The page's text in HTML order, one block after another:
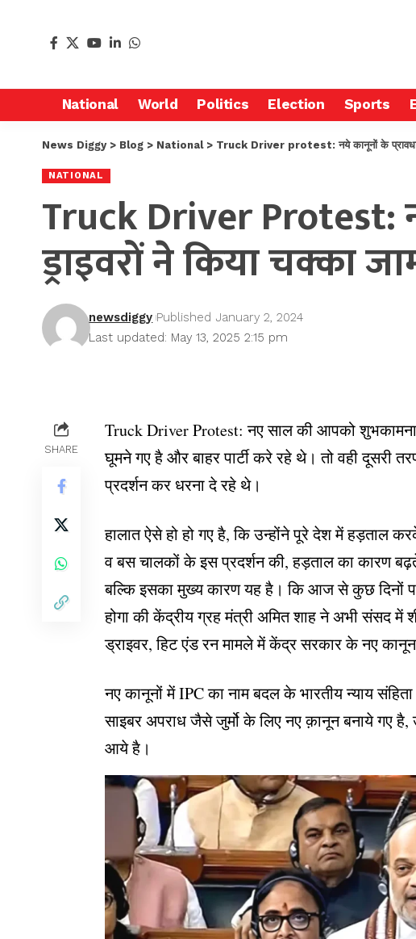
National World Politics Election Sports
News Diggy> Blog > National> Truck Driver protest: नये कानूनों के
NATIONAL
Truck Driver Protest:
ड्राइवरों ने किया चक्का
Last updated: May 13, 2025 2:15 pm
newsdiggy Published January 2, 2024
SHARE
Truck Driver Protest: नए साल की आपको
घूमने गए है और बाहर पार्टी करे रहे थे। तो वही दूसरी
प्रदर्शन कर धरना दे रहे थे।
हालात ऐसे हो हो गए है, कि उन्होंने पूरे देश में हड़ताल
व बस चालकों के इस प्रदर्शन की, हड़ताल का कारण
बल्कि इसका मुख्य कारण यह है। कि आज से कुछ दिनों
होगा की केंद्रीय ग्रह मंत्री अमित शाह ने अभी संसद
ड्राइवर, हिट एंड रन मामले में केंद्र सरकार के नए
नए कानूनों में IPC का नाम बदल के भारतीय न्याय
साइबर अपराध जैसे जुर्मो के लिए नए क़ानून बनाये गए
आये है।